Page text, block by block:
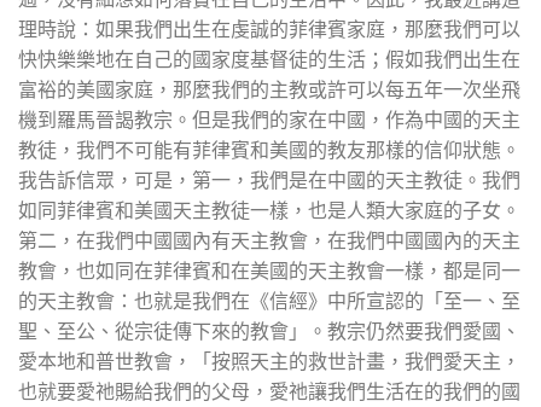
理時說：如果我們出生在虔誠的菲律賓家庭，那麼我們可以
快快樂樂地在自己的國家度基督徒的生活；假如我們出生在
富裕的美國家庭，那麼我們的主教或許可以每五年一次坐飛
機到羅馬晉謁教宗。但是我們的家在中國，作為中國的天主
教徒，我們不可能有菲律賓和美國的教友那樣的信仰狀態。
我告訴信眾，可是，第一，我們是在中國的天主教徒。我們
如同菲律賓和美國天主教徒一樣，也是人類大家庭的子女。
第二，在我們中國國內有天主教會，在我們中國國內的天主
教會，也如同在菲律賓和在美國的天主教會一樣，都是同一
的天主教會：也就是我們在《信經》中所宣認的「至一、至
聖、至公、從宗徒傳下來的教會」。教宗仍然要我們愛國、
愛本地和普世教會，「按照天主的救世計畫，我們愛天主，
也就要愛祂賜給我們的父母，愛祂讓我們生活在的我們的國